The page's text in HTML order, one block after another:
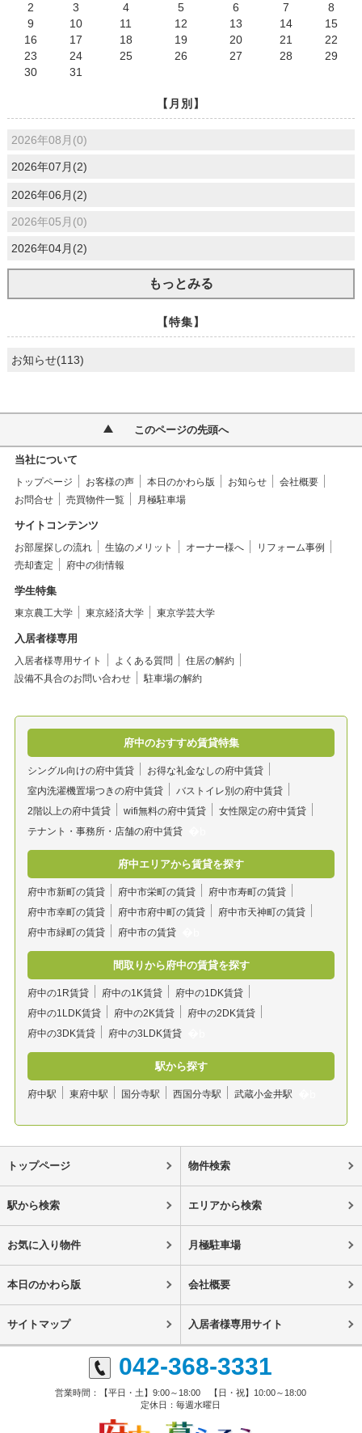
2
3 4 5 6 7
8
9
10 11 12 13 14
15
16
17 18 19 20 21
22
23
24 25 26 27 28
29
30
31
【月別】
2026年08月(0)
2026年07月(2)
2026年06月(2)
2026年05月(0)
2026年04月(2)
もっとみる
【特集】
お知らせ(113)
このページの先頭へ
当社について
トップページ お客様の声 本日のかわら版 お知らせ
会社概要
お問合せ
売買物件一覧 月極駐車場
サイトコンテンツ
お部屋探しの流れ 生協のメリット オーナー様へ
リフォーム事例
売却査定
府中の街情報
学生特集
東京農工大学 東京経済大学 東京学芸大学
入居者様専用
入居者様専用サイト よくある質問
住居の解約
設備不具合のお問い合わせ
駐車場の解約
府中のおすすめ賃貸特集
シングル向けの府中賃貸
お得な礼金なしの府中賃貸
室内洗濯機置場つきの府中賃貸
バストイレ別の府中賃貸
2階以上の府中賃貸
wifi無料の府中賃貸
女性限定の府中賃貸
テナント・事務所・店舗の府中賃貸
府中エリアから賃貸を探す
府中市新町の賃貸 府中市栄町の賃貸
府中市寿町の賃貸
府中市幸町の賃貸
府中市府中町の賃貸
府中市天神町の賃貸
府中市緑町の賃貸
府中市の賃貸
間取りから府中の賃貸を探す
府中の1R賃貸 府中の1K賃貸
府中の1DK賃貸
府中の1LDK賃貸
府中の2K賃貸
府中の2DK賃貸
府中の3DK賃貸
府中の3LDK賃貸
駅から探す
府中駅 東府中駅 国分寺駅 西国分寺駅 武蔵小金井駅
トップページ 物件検索
駅から検索 エリアから検索
お気に入り物件 月極駐車場
本日のかわら版 会社概要
サイトマップ 入居者様専用サイト
042-368-3331
営業時間：【平日・土】9:00～18:00 【日・祝】10:00～18:00
定休日：毎週水曜日